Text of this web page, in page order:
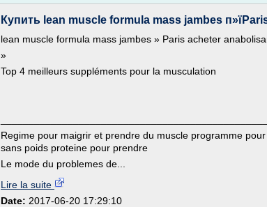
Купить lean muscle formula mass jambes
lean muscle formula mass jambes » Paris acheter
»
Top 4 meilleurs suppléments pour la musculation
Regime pour maigrir et prendre du muscle programme
sans poids proteine pour prendre
Le mode du problemes de...
Lire la suite
Date: 2017-06-20 17:29:10